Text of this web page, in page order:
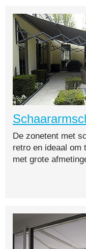
De zonetent met
retro en ideaal om
met grote